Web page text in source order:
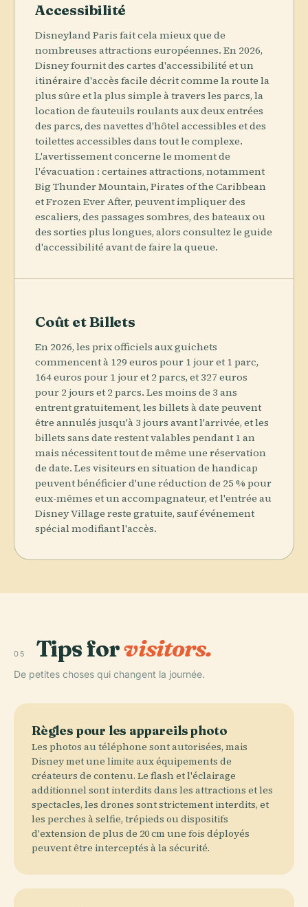
Accessibilité
Disneyland Paris fait cela mieux que de
nombreuses attractions européennes. En 2026,
Disney fournit des cartes d'accessibilité et un
itinéraire d'accès facile décrit comme la route la
plus sûre et la plus simple à travers les parcs, la
location de fauteuils roulants aux deux entrées
des parcs, des navettes d'hôtel accessibles et des
toilettes accessibles dans tout le complexe.
L'avertissement concerne le moment de
l'évacuation : certaines attractions, notamment
Big Thunder Mountain, Pirates of the Caribbean
et Frozen Ever After, peuvent impliquer des
escaliers, des passages sombres, des bateaux ou
des sorties plus longues, alors consultez le guide
d'accessibilité avant de faire la queue.
Coût et Billets
En 2026, les prix officiels aux guichets
commencent à 129 euros pour 1 jour et 1 parc,
164 euros pour 1 jour et 2 parcs, et 327 euros
pour 2 jours et 2 parcs. Les moins de 3 ans
entrent gratuitement, les billets à date peuvent
être annulés jusqu'à 3 jours avant l'arrivée, et les
billets sans date restent valables pendant 1 an
mais nécessitent tout de même une réservation
de date. Les visiteurs en situation de handicap
peuvent bénéficier d'une réduction de 25 % pour
eux-mêmes et un accompagnateur, et l'entrée au
Disney Village reste gratuite, sauf événement
spécial modifiant l'accès.
05 Tips forvisitors.
De petites choses qui changent la journée.
Règles pour les appareils photo
Les photos au téléphone sont autorisées, mais
Disney met une limite aux équipements de
créateurs de contenu. Le flash et l'éclairage
additionnel sont interdits dans les attractions et les
spectacles, les drones sont strictement interdits, et
les perches à selfie, trépieds ou dispositifs
d'extension de plus de 20 cm une fois déployés
peuvent être interceptés à la sécurité.